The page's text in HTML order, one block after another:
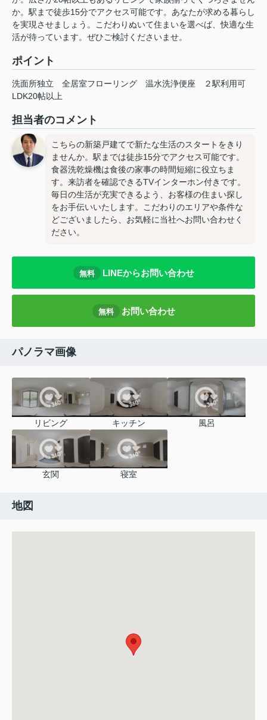
か。駅まで徒歩15分でアクセス可能です。あなたが求める暮らし
を実現させましょう。こだわりぬいて住まいを選べば、快適な生
活が待っています。ぜひご検討くださいませ。
ポイント
洗面所独立 全居室フローリング 温水洗浄便座
２駅利用可
LDK20帖以上
担当者のコメント
こちらの新築戸建てで新たな生活のスタートをきり
ませんか。駅までは徒歩15分でアクセス可能です。
食器洗乾燥機は食後の家事の時間短縮に役立ちま
す。来訪者を確認できるTVインターホン付きです。
毎日の生活が充実できるよう、お客様の住まい探し
をお手伝いいたします。こだわりのエリアや条件な
どございましたら、お気軽に当社へお問い合わせく
ださい。
無料 LINEからお問い合わせ
無料 お問い合わせ
パノラマ画像
リビング キッチン 風呂
玄関 寝室
地図